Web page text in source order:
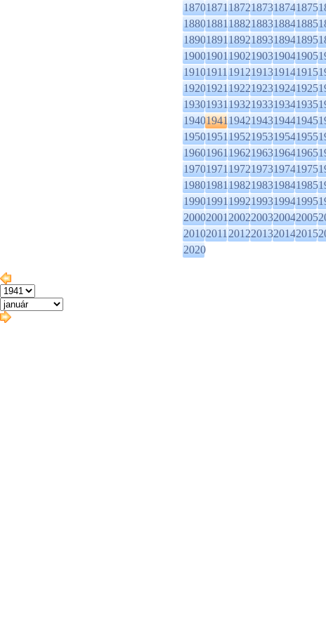
187018711872187318741875
188018811882188318841885
189018911892189318941895
190019011902190319041905
191019111912191319141915
192019211922192319241925
193019311932193319341935
194019411942194319441945
195019511952195319541955
196019611962196319641965
197019711972197319741975
198019811982198319841985
199019911992199319941995
200020012002200320042005
201020112012201320142015
2020